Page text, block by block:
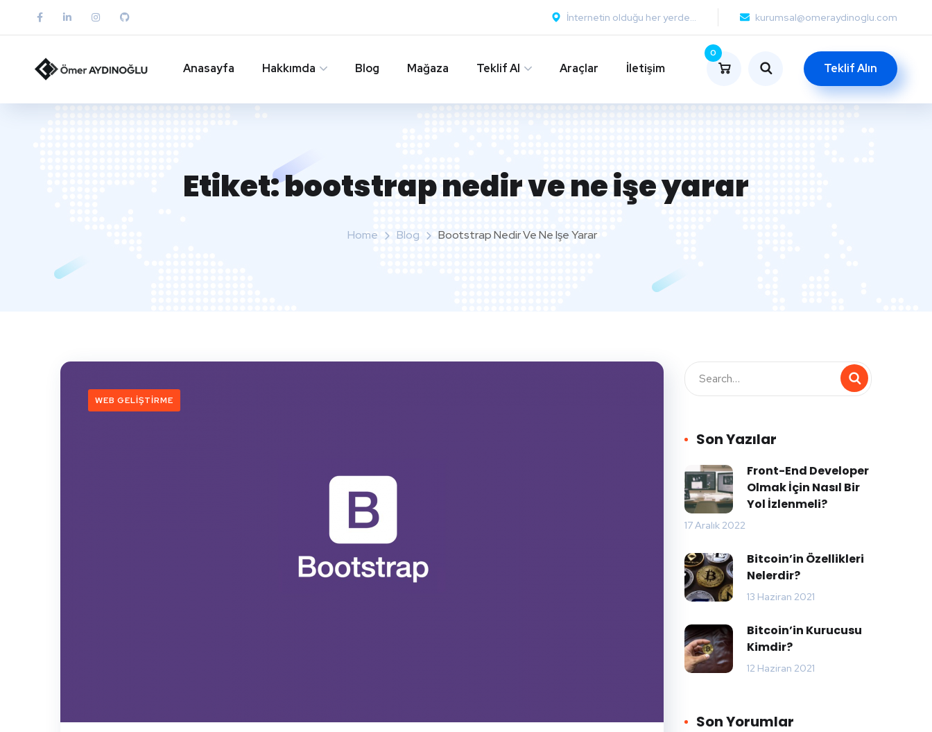
İnternetin olduğu her yerde... kurumsal@omeraydinoglu.com
Anasayfa Hakkımda Blog Mağaza Teklif Al Araçlar İletişim
0
Teklif Alın
Etiket:bootstrap nedir ve ne işe yarar
Home Blog Bootstrap Nedir Ve Ne Işe Yarar
WEB GELIŞTIRME
Son Yazılar
Front-End Developer
Olmak İçin Nasıl Bir
Yol İzlenmeli?
17 Aralık 2022
Bitcoin’in Özellikleri
Nelerdir?
13 Haziran 2021
Bitcoin’in Kurucusu
Kimdir?
12 Haziran 2021
Son Yorumlar